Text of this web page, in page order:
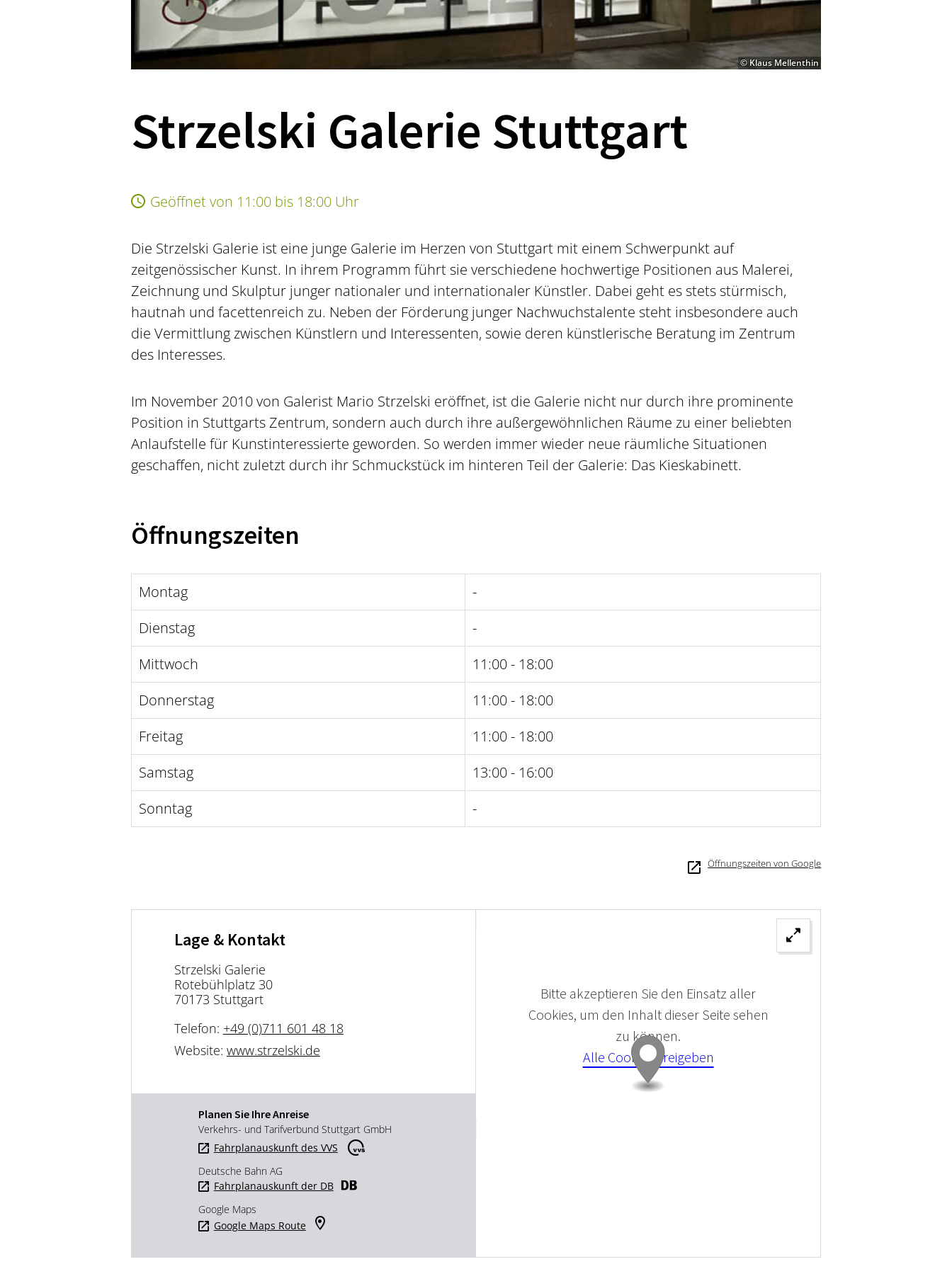
© Klaus Mellenthin
Strzelski Galerie Stuttgart
Geöffnet von 11:00 bis 18:00 Uhr
Die Strzelski Galerie ist eine junge Galerie im Herzen von Stuttgart mit einem Schwerpunkt auf
zeitgenössischer Kunst. In ihrem Programm führt sie verschiedene hochwertige Positionen aus Malerei,
Zeichnung und Skulptur junger nationaler und internationaler Künstler. Dabei geht es stets stürmisch,
hautnah und facettenreich zu. Neben der Förderung junger Nachwuchstalente steht insbesondere auch
die Vermittlung zwischen Künstlern und Interessenten, sowie deren künstlerische Beratung im Zentrum
des Interesses.
Im November 2010 von Galerist Mario Strzelski eröffnet, ist die Galerie nicht nur durch ihre prominente
Position in Stuttgarts Zentrum, sondern auch durch ihre außergewöhnlichen Räume zu einer beliebten
Anlaufstelle für Kunstinteressierte geworden. So werden immer wieder neue räumliche Situationen
geschaffen, nicht zuletzt durch ihr Schmuckstück im hinteren Teil der Galerie: Das Kieskabinett.
Öffnungszeiten
Montag
-
Dienstag
-
Mittwoch
11:00 - 18:00
Donnerstag
11:00 - 18:00
Freitag
11:00 - 18:00
Samstag
13:00 - 16:00
Sonntag
-
Öffnungszeiten von Google
Lage & Kontakt
Strzelski Galerie
Rotebühlplatz 30
70173 Stuttgart
Telefon: +49 (0)711 601 48 18
Website: www.strzelski.de
Planen Sie Ihre Anreise
Verkehrs- und Tarifverbund Stuttgart GmbH
Fahrplanauskunft des VVS
Deutsche Bahn AG
Fahrplanauskunft der DB
Google Maps
Google Maps Route
Bitte akzeptieren Sie den Einsatz aller
Cookies, um den Inhalt dieser Seite sehen
zu können.
Alle Cookies Freigeben